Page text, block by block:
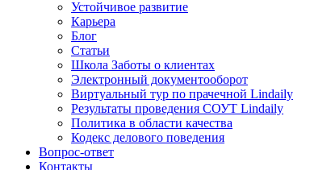
Устойчивое развитие
Карьера
Блог
Статьи
Школа Заботы о клиентах
Электронный документооборот
Виртуальный тур по прачечной Lindaily
Результаты проведения СОУТ Lindaily
Политика в области качества
Кодекс делового поведения
Вопрос-ответ
Контакты